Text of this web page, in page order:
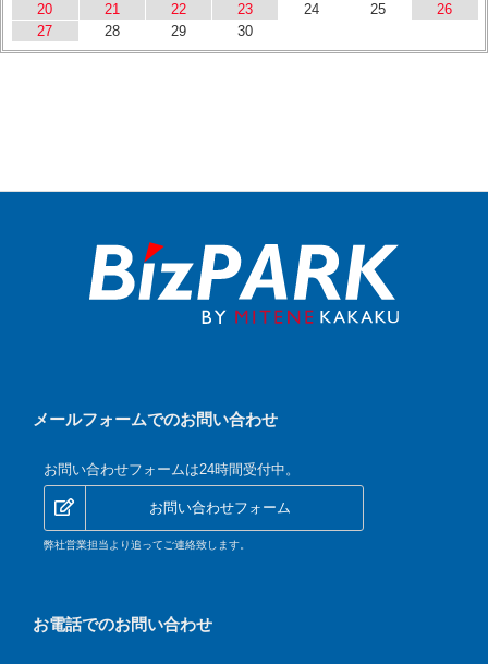
20
21 22 23 24 25
26
27
28 29 30
メールフォームでのお問い合わせ
お問い合わせフォームは24時間受付中。
お問い合わせフォーム
弊社営業担当より追ってご連絡致します。
お電話でのお問い合わせ